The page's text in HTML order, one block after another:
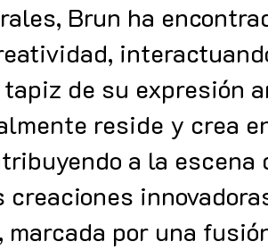
Brun ha
de su expresión
reside y crea
a la escena
creaciones
por una